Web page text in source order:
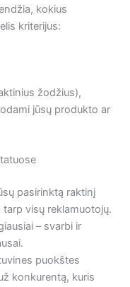
kokius
kriterijus:
žodžius),
jūsų produkto ar
pasirinktą raktinį
visų reklamuotojų.
– svarbi ir
puokštes
konkurentą, kuris